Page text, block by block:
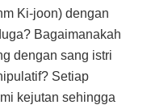
Ki-joon) dengan
Bagaimanakah
dengan sang istri
Setiap
kejutan sehingga